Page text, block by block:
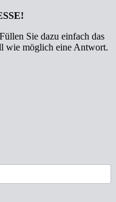
Sie dazu einfach das
wie möglich eine Antwort.